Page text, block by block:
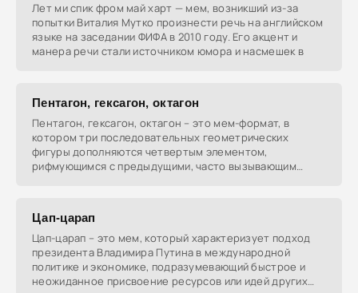
Лет ми спик фром май харт — мем, возникший из-за
попытки Виталия Мутко произнести речь на английском
языке на заседании ФИФА в 2010 году. Его акцент и
манера речи стали источником юмора и насмешек в
Пентагон, гексагон, октагон
Пентагон, гексагон, октагон – это мем-формат, в
котором три последовательных геометрических
фигуры дополняются четвертым элементом,
рифмующимся с предыдущими, часто вызывающим
Цап-царап
Цап-царап – это мем, который характеризует подход
президента Владимира Путина в международной
политике и экономике, подразумевающий быстрое и
неожиданное присвоение ресурсов или идей других